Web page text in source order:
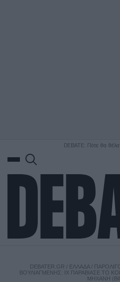
DEBATE: Πότε θα
DEBATER.GR / ΕΛΛΑΔΑ/
ΒΟΥΛΙΑΓΜΈΝΗΣ: ΙΧ ΠΑΡΑΒΊΑΣΕ ΤΟ
ΜΗΧΑΝΉ